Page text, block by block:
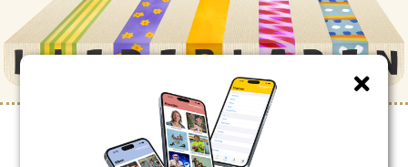
Kinderlieder zum Thema